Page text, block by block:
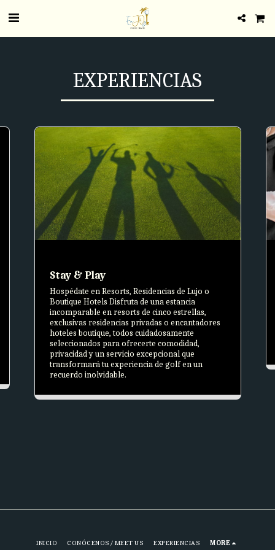
EXPERIENCIAS
Stay & Play
Hospédate en Resorts, Residencias de Lujo o
Boutique Hotels Disfruta de una estancia
incomparable en resorts de cinco estrellas,
exclusivas residencias privadas o encantadores
hoteles boutique, todos cuidadosamente
seleccionados para ofrecerte comodidad,
privacidad y un servicio excepcional que
transformará tu experiencia de golf en un
recuerdo inolvidable.
INICIO CONÓCENOS/ MEET US EXPERIENCIAS MORE